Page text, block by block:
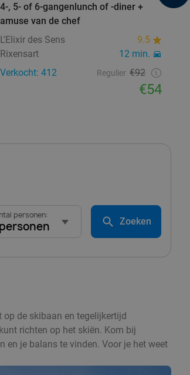
4-, 5- of 6-gangenlunch of -diner +
amuse van de chef
L'Elixir des Sens
9.5
Rixensart
12 min.
Verkocht: 412
Regulier €92
€54
personen:
Zoeken
op de skibaan en tegelijkertijd
richten op het skiën. Kom bij
en je balans te vinden. Voor je het weet